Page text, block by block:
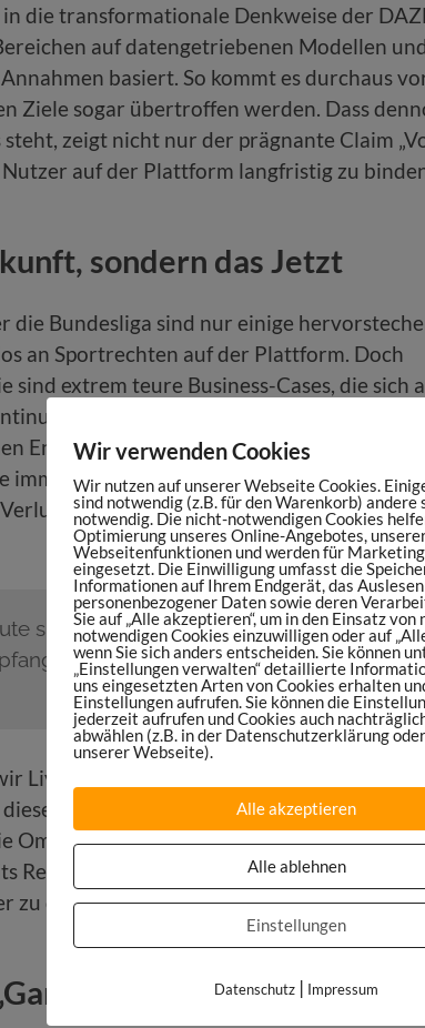
die transformationale Denkweise der
auf datengetriebenen Modellen und
basiert. So kommt es durchaus
Ziele sogar übertroffen werden. Dass
zeigt nicht nur der prägnante Claim
Nutzer auf der Plattform langfristig zu
sondern das Jetzt
die Bundesliga sind nur einige
an Sportrechten auf der Plattform. Doch
extrem teure Business-Cases, die sich
kommen neue Rechte hinzu. Wir
Entscheidungsprozess dahinter und
immensen Ausgaben refinanziert werden.
welches Rechts würde wohl am
sich Sport leisten können. Wir möchten
können.“
Live-Sport konsumieren – nämlich immer
Veränderung in deinem
Omnipräsenz von OTT kein Wunschtraum
Realität. Wie passen daher die beiden
zu dieser Business-Strategie?
Changed.“
Wir verwenden Cookies
Wir nutzen auf unserer Webseite Cookies.
sind notwendig (z.B. für den Warenkorb) andere
notwendig. Die nicht-notwendigen Cookies
Optimierung unseres Online-Angebotes,
Webseitenfunktionen und werden für
eingesetzt. Die Einwilligung umfasst die
Informationen auf Ihrem Endgerät, das Auslesen
personenbezogener Daten sowie deren
Sie auf „Alle akzeptieren“, um in den Einsatz von
notwendigen Cookies einzuwilligen oder auf
wenn Sie sich anders entscheiden. Sie können
„Einstellungen verwalten“ detaillierte
uns eingesetzten Arten von Cookies erhalten
Einstellungen aufrufen. Sie können die
jederzeit aufrufen und Cookies auch
abwählen (z.B. in der Datenschutzerklärung
unserer Webseite).
Alle akzeptieren
Alle ablehnen
Einstellungen
Datenschutz | Impressum